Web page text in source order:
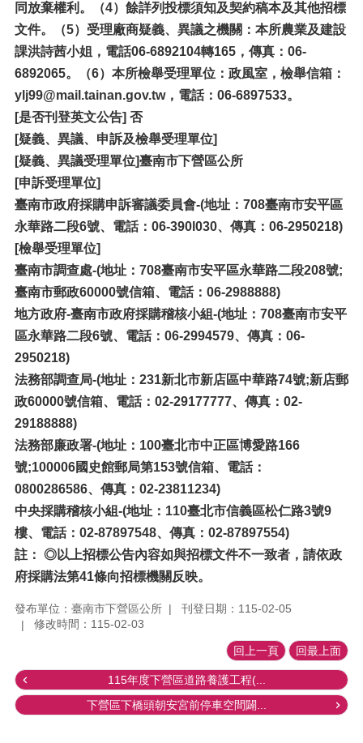
同放棄權利。（4）餘詳列投標須知及契約稿本及其他招標
文件。（5）受理廠商疑義、異議之機關：本所農業及建設
課洪詩茜小姐，電話06-6892104轉165，傳真：06-
6892065。（6）本所檢舉受理單位：政風室，檢舉信箱：
ylj99@mail.tainan.gov.tw，電話：06-6897533。
[是否刊登英文公告] 否
[疑義、異議、申訴及檢舉受理單位]
[疑義、異議受理單位]臺南市下營區公所
[申訴受理單位]
臺南市政府採購申訴審議委員會-(地址：708臺南市安平區
永華路二段6號、電話：06-390l030、傳真：06-2950218)
[檢舉受理單位]
臺南市調查處-(地址：708臺南市安平區永華路二段208號;
臺南市郵政60000號信箱、電話：06-2988888)
地方政府-臺南市政府採購稽核小組-(地址：708臺南市安平
區永華路二段6號、電話：06-2994579、傳真：06-
2950218)
法務部調查局-(地址：231新北市新店區中華路74號;新店郵
政60000號信箱、電話：02-29177777、傳真：02-
29188888)
法務部廉政署-(地址：100臺北市中正區博愛路166
號;100006國史館郵局第153號信箱、電話：
0800286586、傳真：02-23811234)
中央採購稽核小組-(地址：110臺北市信義區松仁路3號9
樓、電話：02-87897548、傳真：02-87897554)
註： ◎以上招標公告內容如與招標文件不一致者，請依政
府採購法第41條向招標機關反映。
發布單位：臺南市下營區公所
刊登日期：115-02-05
修改時間：115-02-03
回上一頁 回最上面
115年度下營區道路養護工程(...
下營區下橋頭朝安宮前停車空間闢...